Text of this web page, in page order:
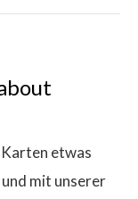
Karten etwas
und mit unserer